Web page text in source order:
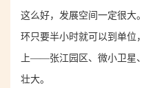
这么好，发展空间一定很大
环只要半小时就可以到单位
上——张江 园区、 微小卫星
壮大。